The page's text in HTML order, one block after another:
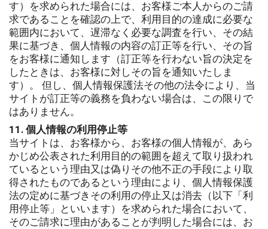
す）を求められた場合には、お客様ご本人からのご請
求であることを確認の上で、利用目的の達成に必要な
範囲内において、遅滞なく必要な調査を行い、その結
果に基づき、個人情報の内容の訂正等を行い、その旨
をお客様に通知します（訂正等を行わない旨の決定を
したときは、お客様に対しその旨を通知いたしま
す）。 但し、個人情報保護法その他の法令により、当
サイトが訂正等の義務を負わない場合は、この限りで
はありません。
11. 個人情報の利用停止等
当サイトは、お客様から、お客様の個人情報が、あら
かじめ公表された利用目的の範囲を超えて取り扱われ
ているという理由又は偽りその他不正の手段により取
得されたものであるという理由により、個人情報保護
法の定めに基づきその利用の停止又は消去（以下「利
用停止等」といいます）を求められた場合において、
そのご請求に理由があることが判明した場合には、お